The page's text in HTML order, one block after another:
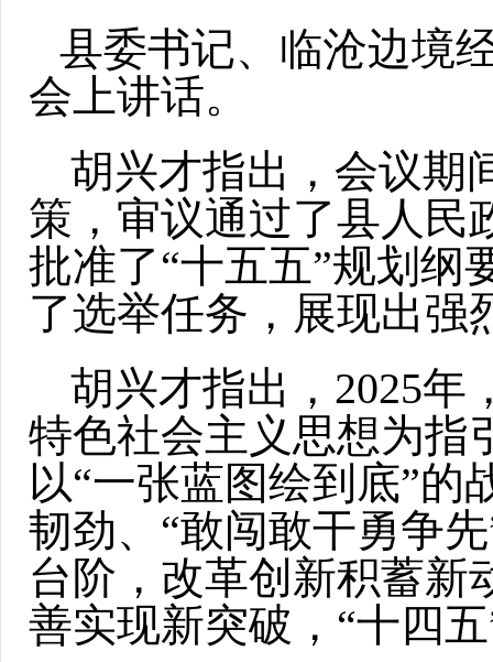
县委书记、临沧边境
会上讲话。
胡兴才指出，会议期
策，审议通过了县人民
批准了“十五五”规划纲
了选举任务，展现出强
胡兴才指出，2025年
特色社会主义思想为指
以“一张蓝图绘到底”的
韧劲、“敢闯敢干勇争
台阶，改革创新积蓄新
善实现新突破，“十四